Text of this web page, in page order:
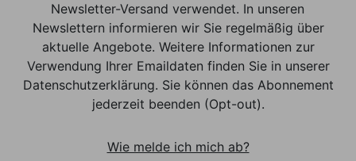
Newsletter-Versand verwendet. In unseren
Newslettern informieren wir Sie regelmäßig über
aktuelle Angebote. Weitere Informationen zur
Verwendung Ihrer Emaildaten finden Sie in unserer
Datenschutzerklärung. Sie können das Abonnement
jederzeit beenden (Opt-out).
Wie melde ich mich ab?